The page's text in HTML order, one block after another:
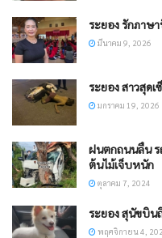
ระยอง รักภาษ
มีนาคม 9, 2026
ระยอง สาวสุด
มกราคม 19, 2026
ฝนตกถนนลื่น ร
ต้นไม้เจ็บหนัก
ตุลาคม 7, 2024
ระยอง สุนัขบิน
พฤศจิกายน 4,